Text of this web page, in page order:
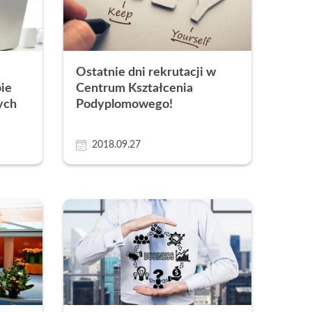
Polskiej
i Sportu
obcych i egzaminy językowe
Zapytania ofertowe
Ostatnie dni rekrutacji w
Centrum Kształcenia
Podyplomowego!
2018.09.27